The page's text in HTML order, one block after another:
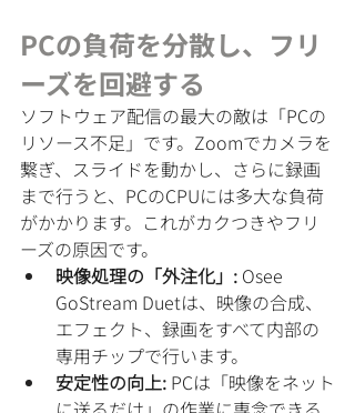
PCの負荷を分散し、フリ
ーズを回避する
ソフトウェア配信の最大の敵は「PCの
リソース不足」です。Zoomでカメラを
繋ぎ、スライドを動かし、さらに録画
まで行うと、PCのCPUには多大な負荷
がかかります。これがカクつきやフリ
ーズの原因です。
映像処理の「外注化」: Osee
GoStream Duetは、映像の合成、
エフェクト、録画をすべて内部の
専用チップで行います。
安定性の向上: PCは「映像をネット